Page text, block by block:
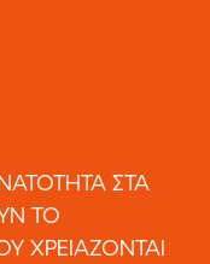
ΣΤΑ
ΤΟ
ΧΡΕΙΑΖΟΝΤΑΙ